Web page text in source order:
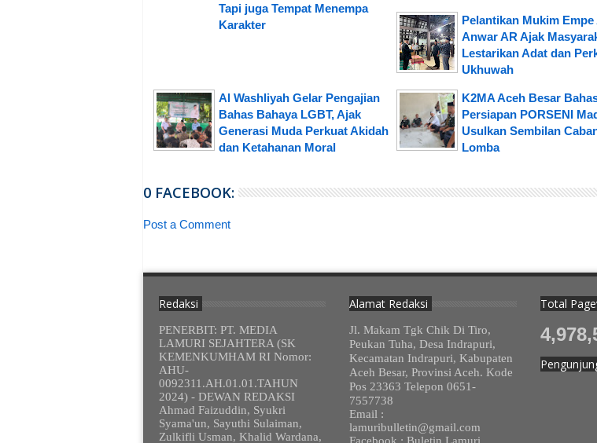
Tapi juga Tempat Menempa
Karakter
Pelantikan Mukim Empe
Anwar AR Ajak
Lestarikan Adat dan
Ukhuwah
Al Washliyah Gelar Pengajian
Bahas Bahaya LGBT, Ajak
Generasi Muda Perkuat Akidah
dan Ketahanan Moral
K2MA Aceh Besar
Persiapan PORSENI
Usulkan Sembilan
Lomba
0 FACEBOOK:
Post a Comment
Redaksi
PENERBIT: PT. MEDIA
LAMURI SEJAHTERA (SK
KEMENKUMHAM RI Nomor:
AHU-
0092311.AH.01.01.TAHUN
2024) - DEWAN REDAKSI
Ahmad Faizuddin, Syukri
Syama'un, Sayuthi Sulaiman,
Zulkifli Usman, Khalid Wardana,
Alamat Redaksi
Jl. Makam Tgk Chik Di Tiro,
Peukan Tuha, Desa Indrapuri,
Kecamatan Indrapuri, Kabupaten
Aceh Besar, Provinsi Aceh. Kode
Pos 23363 Telepon 0651-
7557738
Email :
lamuribulletin@gmail.com
Total